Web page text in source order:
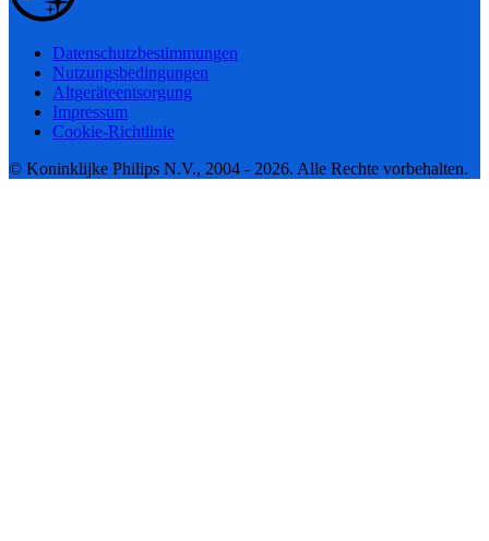
Datenschutzbestimmungen
Nutzungsbedingungen
Altgeräteentsorgung
Impressum
Cookie-Richtlinie
© Koninklijke Philips N.V., 2004 - 2026. Alle Rechte vorbehalten.